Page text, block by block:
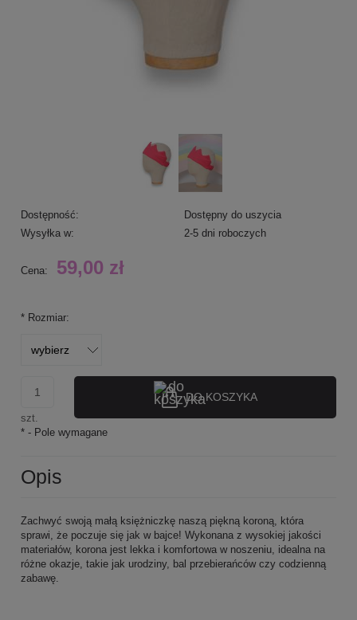
Dostępność:
Dostępny do uszycia
Wysyłka w:
2-5 dni roboczych
Cena: 59,00 zł
* Rozmiar:
szt.
DO KOSZYKA
* - Pole wymagane
Opis
Zachwyć swoją małą księżniczkę naszą piękną koroną, która
sprawi, że poczuje się jak w bajce! Wykonana z wysokiej jakości
materiałów, korona jest lekka i komfortowa w noszeniu, idealna na
różne okazje, takie jak urodziny, bal przebierańców czy codzienną
zabawę.